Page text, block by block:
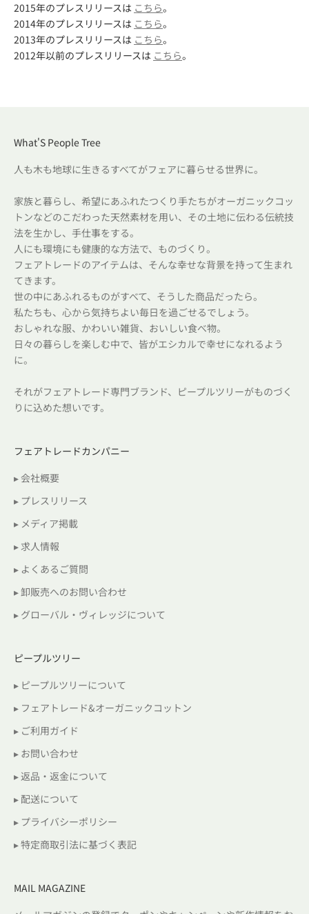
2015年のプレスリリースは こちら。
2014年のプレスリリースは こちら。
2013年のプレスリリースは こちら。
2012年以前のプレスリリースは こちら。
What'S People Tree
人も木も地球に生きるすべてがフェアに暮らせる世界に。
家族と暮らし、希望にあふれたつくり手たちがオーガニックコッ
トンなどのこだわった天然素材を用い、その土地に伝わる伝統技
法を生かし、手仕事をする。
人にも環境にも健康的な方法で、ものづくり。
フェアトレードのアイテムは、そんな幸せな背景を持って生まれ
てきます。
世の中にあふれるものがすべて、そうした商品だったら。
私たちも、心から気持ちよい毎日を過ごせるでしょう。
おしゃれな服、かわいい雑貨、おいしい食べ物。
日々の暮らしを楽しむ中で、皆がエシカルで幸せになれるよう
に。
それがフェアトレード専門ブランド、ピープルツリーがものづく
りに込めた想いです。
フェアトレードカンパニー
▸ 会社概要
▸ プレスリリース
▸ メディア掲載
▸ 求人情報
▸ よくあるご質問
▸ 卸販売へのお問い合わせ
▸ グローバル・ヴィレッジについて
ピープルツリー
▸ ピープルツリーについて
▸ フェアトレード&オーガニックコットン
▸ ご利用ガイド
▸ お問い合わせ
▸ 返品・返金について
▸ 配送について
▸ プライバシーポリシー
▸ 特定商取引法に基づく表記
MAIL MAGAZINE